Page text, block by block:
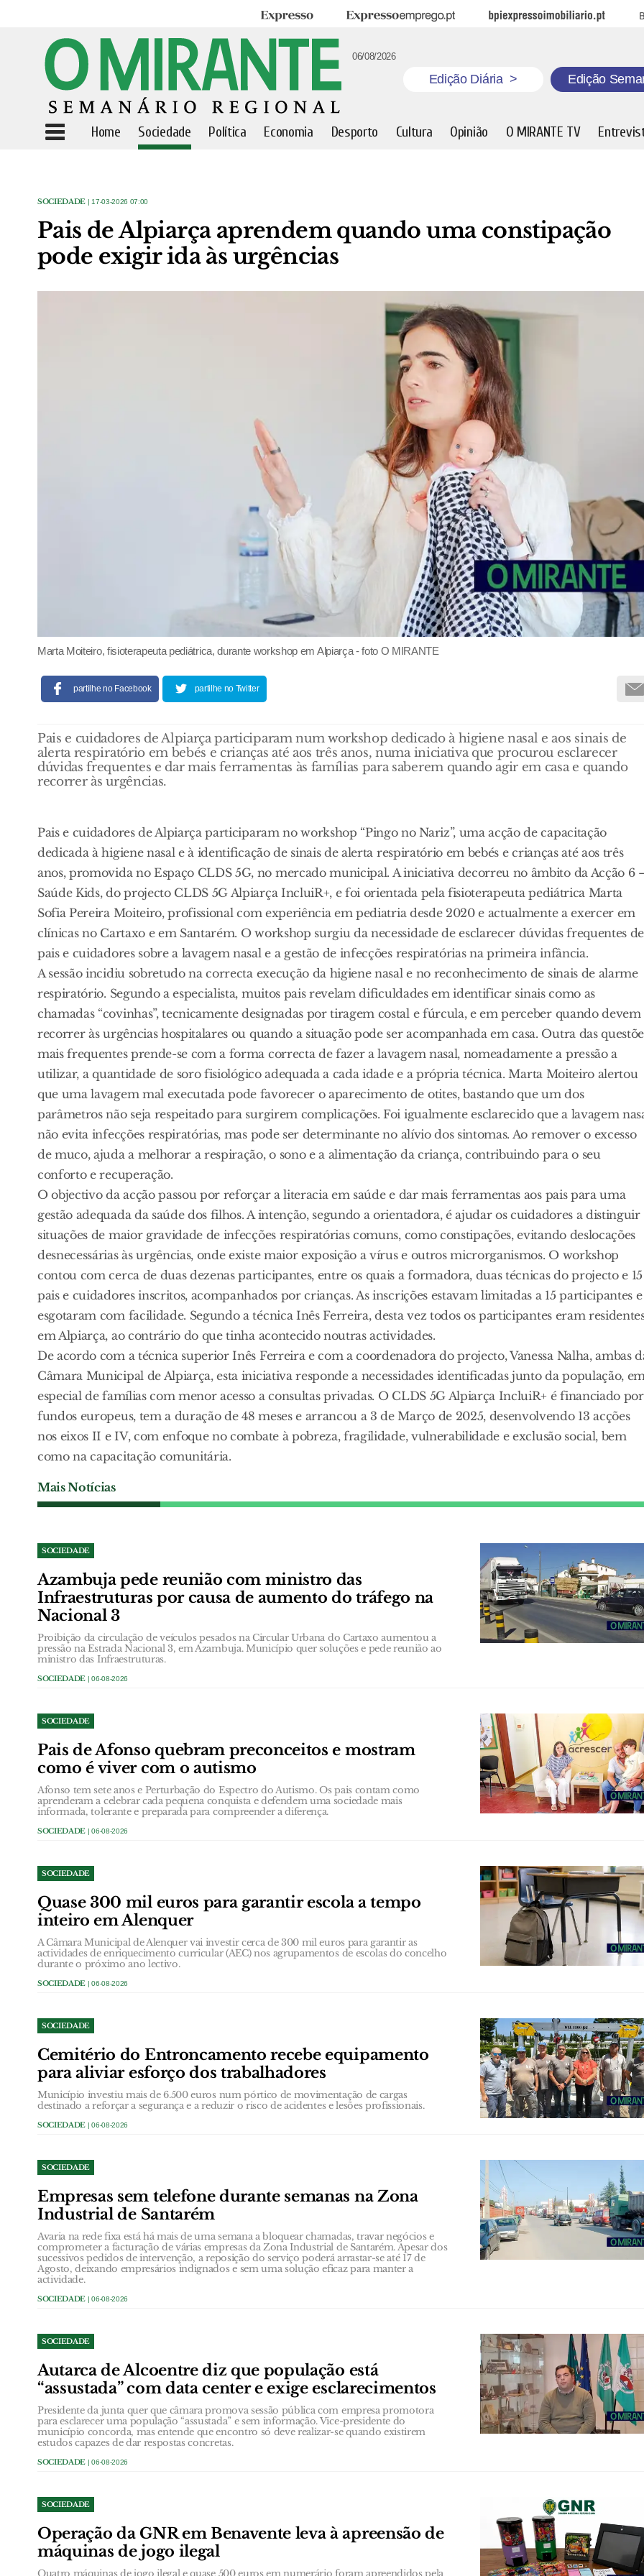
Expresso Expresso Emprego BPI Expresso Imobiliário
06/08/2026
Edição Diária > Edição
Home Sociedade Política Economia Desporto Cultura Opinião O MIRANTE TV
SOCIEDADE | 17-03-2026 07:00
Pais de Alpiarça aprendem quando uma constipação
pode exigir ida às urgências
Marta Moiteiro, fisioterapeuta pediátrica, durante workshop em Alpiarça - foto O MIRANTE
partilhe no Facebook partilhe no Twitter
Pais e cuidadores de Alpiarça participaram num workshop dedicado à higiene nasal e aos sinais de
alerta respiratório em bebés e crianças até aos três anos, numa iniciativa que procurou esclarecer
dúvidas frequentes e dar mais ferramentas às famílias para saberem quando agir em casa e quando
recorrer às urgências.
Pais e cuidadores de Alpiarça participaram no workshop “Pingo no Nariz”, uma acção de capacitação
dedicada à higiene nasal e à identificação de sinais de alerta respiratório em bebés e crianças até aos três
anos, promovida no Espaço CLDS 5G, no mercado municipal. A iniciativa decorreu no âmbito da Acção 6
Saúde Kids, do projecto CLDS 5G Alpiarça IncluiR+, e foi orientada pela fisioterapeuta pediátrica Marta
Sofia Pereira Moiteiro, profissional com experiência em pediatria desde 2020 e actualmente a exercer em
clínicas no Cartaxo e em Santarém. O workshop surgiu da necessidade de esclarecer dúvidas frequentes de
pais e cuidadores sobre a lavagem nasal e a gestão de infecções respiratórias na primeira infância.
A sessão incidiu sobretudo na correcta execução da higiene nasal e no reconhecimento de sinais de alarme
respiratório. Segundo a especialista, muitos pais revelam dificuldades em identificar sinais como as
chamadas “covinhas”, tecnicamente designadas por tiragem costal e fúrcula, e em perceber quando devem
recorrer às urgências hospitalares ou quando a situação pode ser acompanhada em casa. Outra das
mais frequentes prende-se com a forma correcta de fazer a lavagem nasal, nomeadamente a pressão a
utilizar, a quantidade de soro fisiológico adequada a cada idade e a própria técnica. Marta Moiteiro alertou
que uma lavagem mal executada pode favorecer o aparecimento de otites, bastando que um dos
parâmetros não seja respeitado para surgirem complicações. Foi igualmente esclarecido que a lavagem
não evita infecções respiratórias, mas pode ser determinante no alívio dos sintomas. Ao remover o excesso
de muco, ajuda a melhorar a respiração, o sono e a alimentação da criança, contribuindo para o seu
conforto e recuperação.
O objectivo da acção passou por reforçar a literacia em saúde e dar mais ferramentas aos pais para uma
gestão adequada da saúde dos filhos. A intenção, segundo a orientadora, é ajudar os cuidadores a distinguir
situações de maior gravidade de infecções respiratórias comuns, como constipações, evitando deslocações
desnecessárias às urgências, onde existe maior exposição a vírus e outros microrganismos. O workshop
contou com cerca de duas dezenas participantes, entre os quais a formadora, duas técnicas do projecto e 15
pais e cuidadores inscritos, acompanhados por crianças. As inscrições estavam limitadas a 15 participantes e
esgotaram com facilidade. Segundo a técnica Inês Ferreira, desta vez todos os participantes eram
em Alpiarça, ao contrário do que tinha acontecido noutras actividades.
De acordo com a técnica superior Inês Ferreira e com a coordenadora do projecto, Vanessa Nalha, ambas
Câmara Municipal de Alpiarça, esta iniciativa responde a necessidades identificadas junto da população,
especial de famílias com menor acesso a consultas privadas. O CLDS 5G Alpiarça IncluiR+ é financiado por
fundos europeus, tem a duração de 48 meses e arrancou a 3 de Março de 2025, desenvolvendo 13 acções
nos eixos II e IV, com enfoque no combate à pobreza, fragilidade, vulnerabilidade e exclusão social, bem
como na capacitação comunitária.
Mais Notícias
SOCIEDADE
Azambuja pede reunião com ministro das
Infraestruturas por causa de aumento do tráfego na
Nacional 3
Proibição da circulação de veículos pesados na Circular Urbana do Cartaxo aumentou a
pressão na Estrada Nacional 3, em Azambuja. Município quer soluções e pede reunião ao
ministro das Infraestruturas.
SOCIEDADE | 06-08-2026
SOCIEDADE
Pais de Afonso quebram preconceitos e mostram
como é viver com o autismo
Afonso tem sete anos e Perturbação do Espectro do Autismo. Os pais contam como
aprenderam a celebrar cada pequena conquista e defendem uma sociedade mais
informada, tolerante e preparada para compreender a diferença.
SOCIEDADE | 06-08-2026
SOCIEDADE
Quase 300 mil euros para garantir escola a tempo
inteiro em Alenquer
A Câmara Municipal de Alenquer vai investir cerca de 300 mil euros para garantir as
actividades de enriquecimento curricular (AEC) nos agrupamentos de escolas do concelho
durante o próximo ano lectivo.
SOCIEDADE | 06-08-2026
SOCIEDADE
Cemitério do Entroncamento recebe equipamento
para aliviar esforço dos trabalhadores
Município investiu mais de 6.500 euros num pórtico de movimentação de cargas
destinado a reforçar a segurança e a reduzir o risco de acidentes e lesões profissionais.
SOCIEDADE | 06-08-2026
SOCIEDADE
Empresas sem telefone durante semanas na Zona
Industrial de Santarém
Avaria na rede fixa está há mais de uma semana a bloquear chamadas, travar negócios e
comprometer a facturação de várias empresas da Zona Industrial de Santarém. Apesar dos
sucessivos pedidos de intervenção, a reposição do serviço poderá arrastar-se até 17 de
Agosto, deixando empresários indignados e sem uma solução eficaz para manter a
actividade.
SOCIEDADE | 06-08-2026
SOCIEDADE
Autarca de Alcoentre diz que população está
“assustada” com data center e exige esclarecimentos
Presidente da junta quer que câmara promova sessão pública com empresa promotora
para esclarecer uma população “assustada” e sem informação. Vice-presidente do
município concorda, mas entende que encontro só deve realizar-se quando existirem
estudos capazes de dar respostas concretas.
SOCIEDADE | 06-08-2026
SOCIEDADE
Operação da GNR em Benavente leva à apreensão de
máquinas de jogo ilegal
Quatro máquinas de jogo ilegal e quase 500 euros em numerário foram apreendidos pela